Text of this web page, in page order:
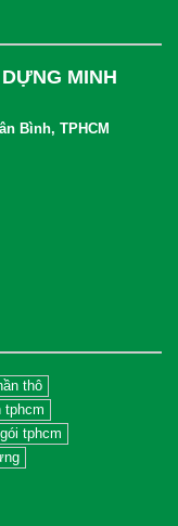
MINH
Bình, TPHCM
thô
tphcm
tphcm